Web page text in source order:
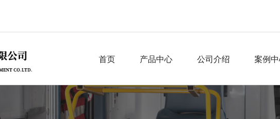
首页 产品中心 公司介绍 案例